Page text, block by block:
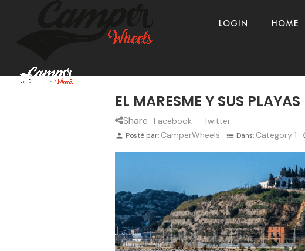
LOGIN HOME
EL MARESME Y SUS PLAYAS
Share Facebook Twitter
person Posté par: CamperWheels list Dans: Category 1